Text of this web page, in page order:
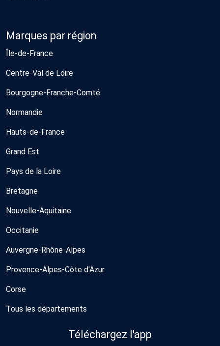
Marques par région
Île-de-France
Centre-Val de Loire
Bourgogne-Franche-Comté
Normandie
Hauts-de-France
Grand Est
Pays de la Loire
Bretagne
Nouvelle-Aquitaine
Occitanie
Auvergne-Rhône-Alpes
Provence-Alpes-Côte d'Azur
Corse
Tous les départements
Téléchargez l'app